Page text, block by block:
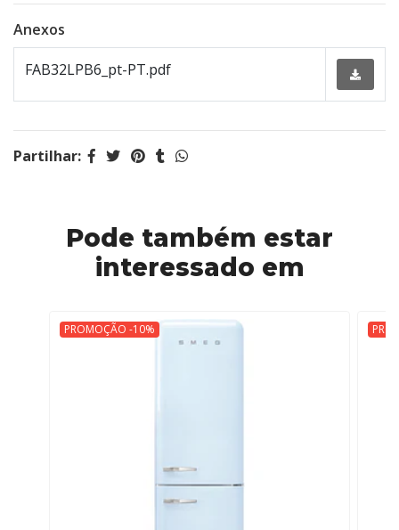
Anexos
FAB32LPB6_pt-PT.pdf
Partilhar:
Pode também estar
interessado em
PROMOÇÃO -10%